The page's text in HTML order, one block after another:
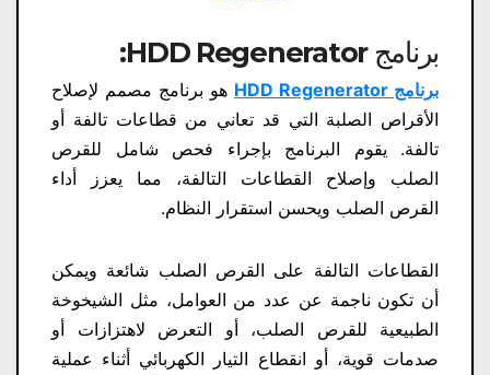
برنامج HDD Regenerator:
برنامج HDD Regenerator
هو برنامج مصمم لإصلاح
الأقراص الصلبة التي قد تعاني من قطاعات تالفة أو
تالفة. يقوم البرنامج بإجراء فحص شامل للقرص
الصلب وإصلاح القطاعات التالفة، مما يعزز أداء
القرص الصلب ويحسن استقرار النظام.
القطاعات التالفة على القرص الصلب شائعة ويمكن
أن تكون ناجمة عن عدد من العوامل، مثل الشيخوخة
الطبيعية للقرص الصلب، أو التعرض لاهتزازات أو
صدمات قوية، أو انقطاع التيار الكهربائي أثناء عملية